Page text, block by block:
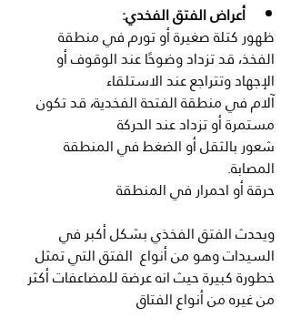
أعراض الفتق الفخدي:
ظهور كتلة صغيرة أو تورم في منطقة
الفخذ، قد تزداد وضوحًا عند الوقوف أو
الإجهاد وتتراجع عند الاستلقاء
آلام في منطقة الفتحة الفخدية، قد تكون
مستمرة أو تزداد عند الحركة
شعور بالثقل أو الضغط في المنطقة
المصابة.
حرقة أو احمرار في المنطقة
ويحدث الفتق الفخذي بشكل أكبر في
السيدات وهو من أنواع  الفتق التي تمثل
خطورة كبيرة حيث انه عرضة للمضاعفات أكثر
من غيره من أنواع الفتاق